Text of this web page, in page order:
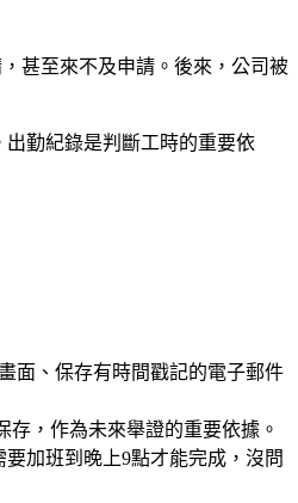
甚至來不及申請。後來，公司被
勤紀錄是判斷工時的重要依
面、保存有時間戳記的電子郵件
，作為未來舉證的重要依據。
加班到晚上9點才能完成，沒問